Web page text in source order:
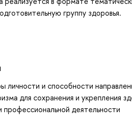
группу здоровья.
личности и способности
для сохранения и укрепления
деятельности